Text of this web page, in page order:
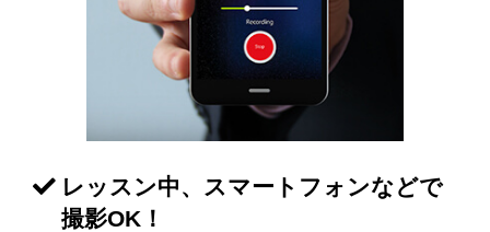
レッスン中、スマートフォンなどで
撮影OK！